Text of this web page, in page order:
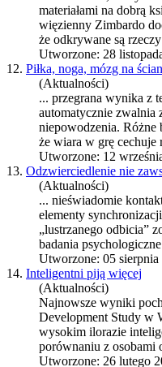
materiałami na dobrą
więzienny Zimbardo
że odkrywane są
Utworzone: 28
12. Piłka, noga, mózg na
(Aktualności)
... przegrana wynika z
automatycznie zwalnia
niepowodzenia. Różne
że wiara w grę cechuje
Utworzone: 12
13. Odzwierciedlenie nie
(Aktualności)
... nieświadomie
elementy
„lustrzanego odbicia”
badania psychologiczne
Utworzone: 05 sierpnia
14. Inteligentni piją więcej
(Aktualności)
Najnowsze wyniki
Development Study w
wysokim ilorazie
porównaniu z osobami
Utworzone: 26 lutego